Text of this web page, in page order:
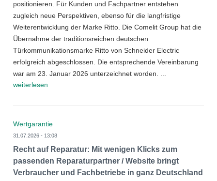
positionieren. Für Kunden und Fachpartner entstehen
zugleich neue Perspektiven, ebenso für die langfristige
Weiterentwicklung der Marke Ritto. Die Comelit Group hat die
Übernahme der traditionsreichen deutschen
Türkommunikationsmarke Ritto von Schneider Electric
erfolgreich abgeschlossen. Die entsprechende Vereinbarung
war am 23. Januar 2026 unterzeichnet worden. ...
weiterlesen
Wertgarantie
31.07.2026 - 13:08
Recht auf Reparatur: Mit wenigen Klicks zum
passenden Reparaturpartner / Website bringt
Verbraucher und Fachbetriebe in ganz Deutschland